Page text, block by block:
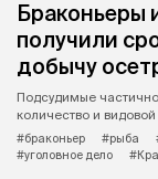
Браконьеры
получили
добычу
Подсудимые
количество и
#браконьер
#рыба
#уголовное дело